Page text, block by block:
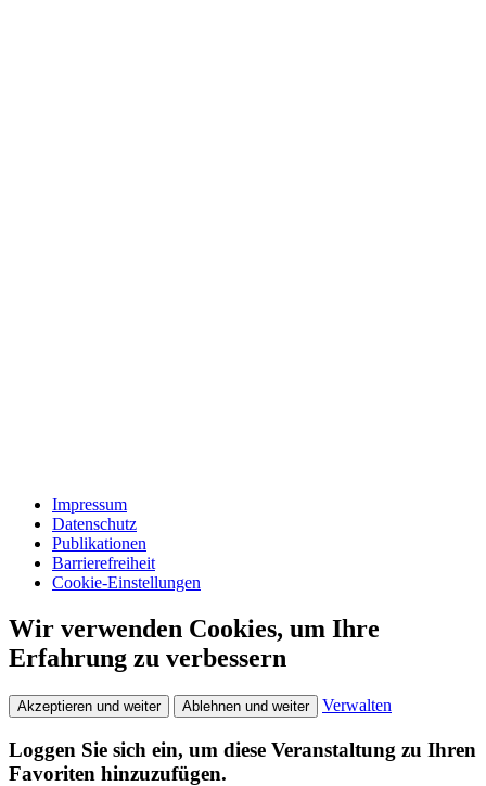
Impressum
Datenschutz
Publikationen
Barrierefreiheit
Cookie-Einstellungen
Wir verwenden Cookies, um Ihre
Erfahrung zu verbessern
Akzeptieren und weiter Ablehnen und weiter Verwalten
Loggen Sie sich ein, um diese Veranstaltung zu Ihren
Favoriten hinzuzufügen.